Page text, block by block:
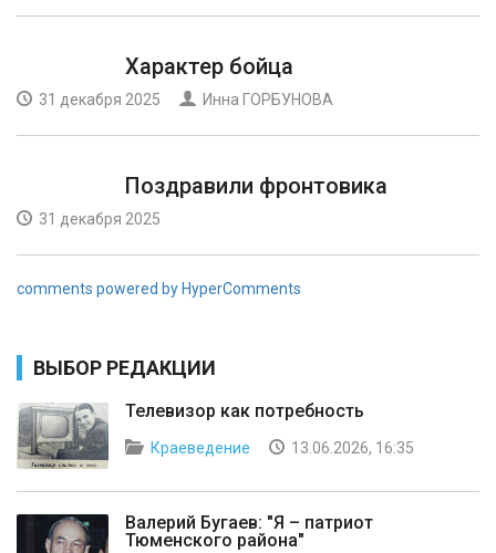
Характер бойца
31 декабря 2025 Инна ГОРБУНОВА
Поздравили фронтовика
31 декабря 2025
comments powered by HyperComments
ВЫБОР РЕДАКЦИИ
Телевизор как потребность
Краеведение 13.06.2026, 16:35
Валерий Бугаев: "Я – патриот
Тюменского района"